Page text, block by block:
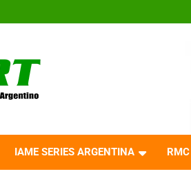
del
IAME SERIES ARGENTINA